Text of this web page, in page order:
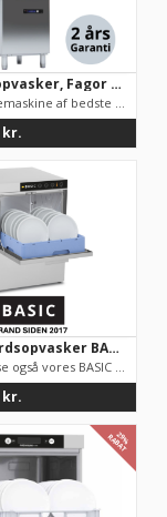
Industriopvasker, Fagor AD-125, hætteopvasker, TOPMODEL
kr.
Underbordsopvasker BASIC, God industriopvasker, simpel betjening
kr.
29%
RABAT